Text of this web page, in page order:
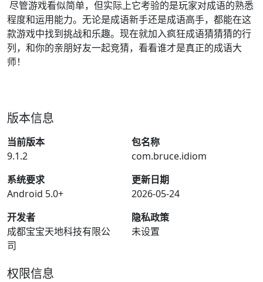
尽管游戏看似简单，但实际上它考验的是玩家对成语的熟悉
程度和运用能力。无论是成语新手还是成语高手，都能在这
款游戏中找到挑战和乐趣。现在就加入疯狂成语猜猜猜的行
列，和你的亲朋好友一起竞猜，看看谁才是真正的成语大
师！
版本信息
当前版本
9.1.2
包名称
com.bruce.idiom
系统要求
Android 5.0+
更新日期
2026-05-24
开发者
成都宝宝天地科技有限公
司
隐私政策
未设置
权限信息